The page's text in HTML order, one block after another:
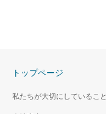
トップページ
私たちが大切にしていること